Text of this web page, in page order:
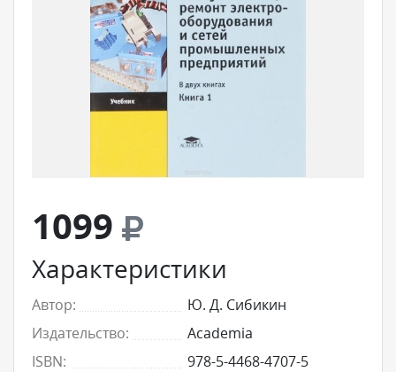
1099
Характеристики
Автор:
Ю. Д. Сибикин
Издательство:
Academia
ISBN:
978-5-4468-4707-5